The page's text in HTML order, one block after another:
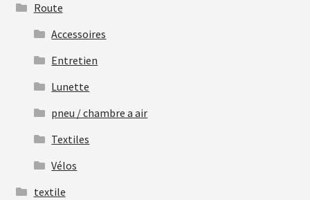
Route
Accessoires
Entretien
Lunette
pneu / chambre a air
Textiles
Vélos
textile